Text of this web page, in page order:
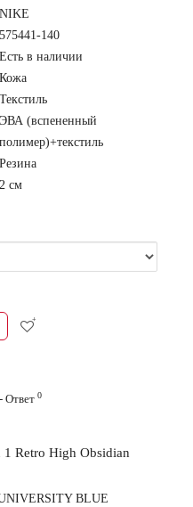
NIKE
575441-140
Есть в наличии
Кожа
Текстиль
ЭВА (вспененный
полимер)+текстиль
Резина
2 см
Ответ 0
Retro High Obsidian
BLUE